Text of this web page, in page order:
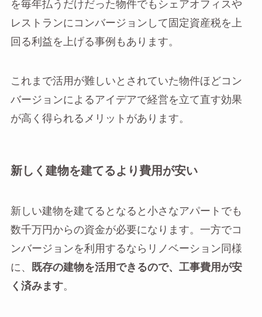
を毎年払うだけだった物件でもシェアオフィスや
レストランにコンバージョンして固定資産税を上
回る利益を上げる事例もあります。
これまで活用が難しいとされていた物件ほどコン
バージョンによるアイデアで経営を立て直す効果
が高く得られるメリットがあります。
新しく建物を建てるより費用が安い
新しい建物を建てるとなると小さなアパートでも
数千万円からの資金が必要になります。一方でコ
ンバージョンを利用するならリノベーション同様
に、
既存の建物を活用できるので、工事費用が安
く済みます。